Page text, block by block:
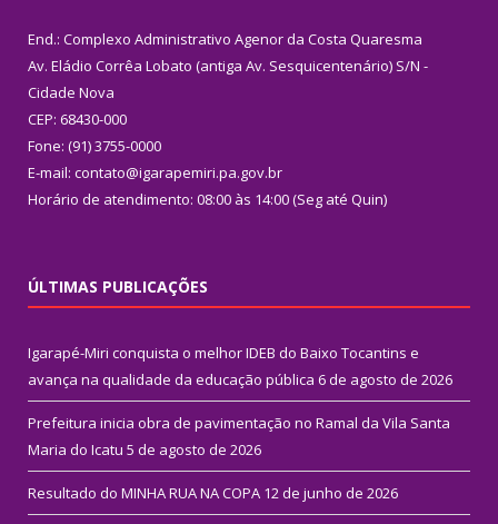
End.: Complexo Administrativo Agenor da Costa Quaresma
Av. Eládio Corrêa Lobato (antiga Av. Sesquicentenário) S/N -
Cidade Nova
CEP: 68430-000
Fone: (91) 3755-0000
E-mail: contato@igarapemiri.pa.gov.br
Horário de atendimento: 08:00 às 14:00 (Seg até Quin)
ÚLTIMAS PUBLICAÇÕES
Igarapé-Miri conquista o melhor IDEB do Baixo Tocantins e
avança na qualidade da educação pública 6 de agosto de 2026
Prefeitura inicia obra de pavimentação no Ramal da Vila Santa
Maria do Icatu 5 de agosto de 2026
Resultado do MINHA RUA NA COPA 12 de junho de 2026